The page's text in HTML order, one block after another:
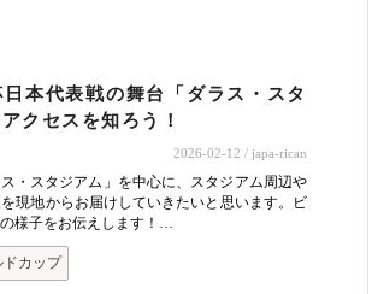
本代表戦の舞台「ダラス・スタ
クセスを知ろう！
2026-02-12 / japa-rican
・スタジアム」を中心に、スタジアム周辺や
現地からお届けしていきたいと思います。ビ
様子をお伝えします！…
ドカップ